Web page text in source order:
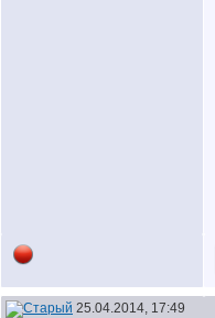
25.04.2014, 17:49